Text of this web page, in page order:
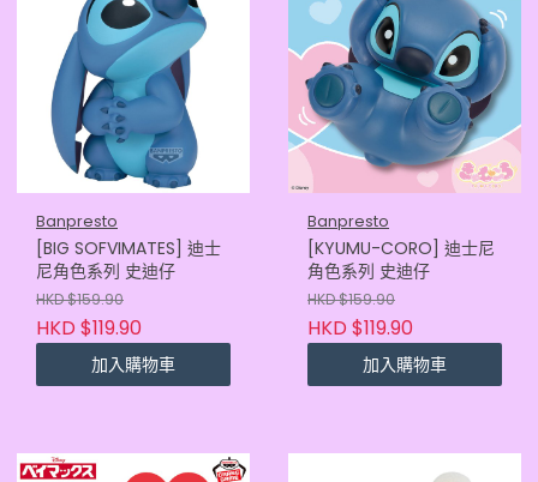
Banpresto
[BIG SOFVIMATES] 迪士
尼角色系列 史迪仔
HKD $159.90
HKD $119.90
加入購物車
Banpresto
[KYUMU-CORO] 迪士尼
角色系列 史迪仔
HKD $159.90
HKD $119.90
加入購物車